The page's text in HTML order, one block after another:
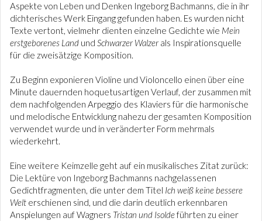
Aspekte von Leben und Denken Ingeborg Bachmanns, die in ihr
dichterisches Werk Eingang gefunden haben. Es wurden nicht
Texte vertont, vielmehr dienten einzelne Gedichte wie Mein
erstgeborenes Land und Schwarzer Walzer als Inspirationsquelle
für die zweisätzige Komposition.
Zu Beginn exponieren Violine und Violoncello einen über eine
Minute dauernden hoquetusartigen Verlauf, der zusammen mit
dem nachfolgenden Arpeggio des Klaviers für die harmonische
und melodische Entwicklung nahezu der gesamten Komposition
verwendet wurde und in veränderter Form mehrmals
wiederkehrt.
Eine weitere Keimzelle geht auf ein musikalisches Zitat zurück:
Die Lektüre von Ingeborg Bachmanns nachgelassenen
Gedichtfragmenten, die unter dem Titel Ich weiß keine bessere
Welt erschienen sind, und die darin deutlich erkennbaren
Anspielungen auf Wagners Tristan und Isoldeführten zu einer